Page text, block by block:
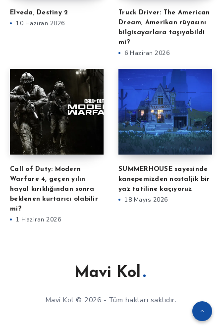
Elveda, Destiny 2
10 Haziran 2026
Truck Driver: The American
Dream, Amerikan rüyasını
bilgisayarlara taşıyabildi
mi?
6 Haziran 2026
Call of Duty: Modern
Warfare 4, geçen yılın
hayal kırıklığından sonra
beklenen kurtarıcı olabilir
mi?
1 Haziran 2026
SUMMERHOUSE sayesinde
kanepemizden nostaljik bir
yaz tatiline kaçıyoruz
18 Mayıs 2026
Mavi Kol
Mavi Kol © 2026 - Tüm hakları saklıdır.